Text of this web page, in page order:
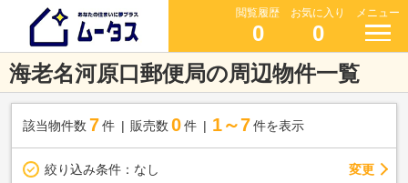
閲覧履歴
0
お気に入り
0
メニュー
海老名河原口郵便局の周辺物件一覧
該当物件数 7件 販売数 0 件 1～7 件を表示
絞り込み条件： なし 変更